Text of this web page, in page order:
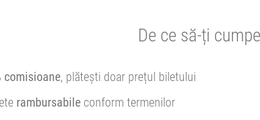
De ce să-ți
comisioane, plătești doar prețul biletului
rambursabile conform termenilor